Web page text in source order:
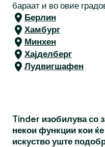
бараат и во овие
Берлин
Хамбург
Минхен
Хајделберг
Лудвигшафен
Tinder изобилува со
некои функции кои
искуство уште